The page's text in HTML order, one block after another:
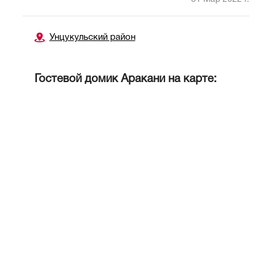
Унцукульский район
Гостевой домик Аракани на карте: